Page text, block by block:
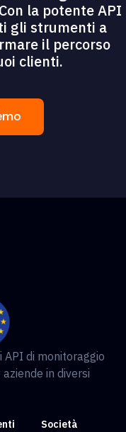
la potente API
gli strumenti a
il percorso
clienti.
di monitoraggio
in diversi
Società